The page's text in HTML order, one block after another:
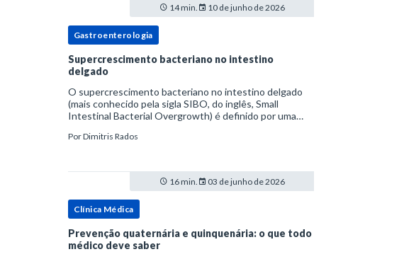
14 min. 10 de junho de 2026
Gastroenterologia
Supercrescimento bacteriano no intestino
delgado
O supercrescimento bacteriano no intestino delgado
(mais conhecido pela sigla SIBO, do inglês, Small
Intestinal Bacterial Overgrowth) é definido por uma
específica de disbiose do trato digestivo. P
PorDimitris Rados
16 min. 03 de junho de 2026
Clínica Médica
Prevenção quaternária e quinquenária: o que todo
médico deve saber